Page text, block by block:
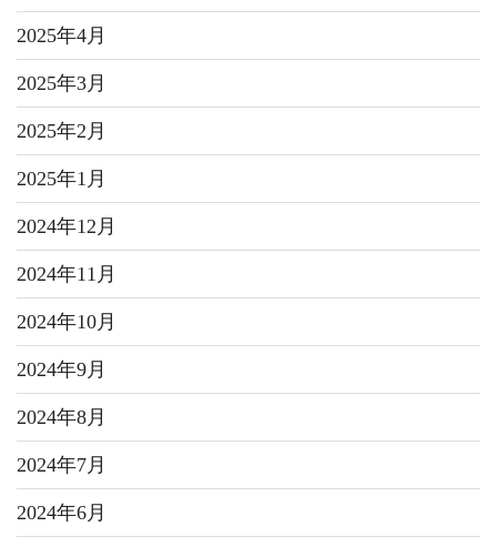
2025年4月
2025年3月
2025年2月
2025年1月
2024年12月
2024年11月
2024年10月
2024年9月
2024年8月
2024年7月
2024年6月